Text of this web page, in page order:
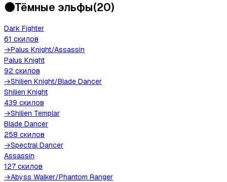
🌑Тёмные эльфы(20)
Dark Fighter
61 скилов
→Palus Knight/Assassin
Palus Knight
92 скилов
→Shilien Knight/Blade Dancer
Shilien Knight
439 скилов
→Shilien Templar
Blade Dancer
258 скилов
→Spectral Dancer
Assassin
127 скилов
→Abyss Walker/Phantom Ranger